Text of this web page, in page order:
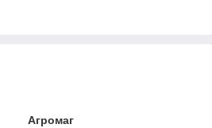
Агромаг